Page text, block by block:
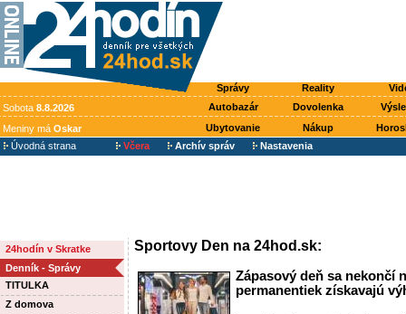
Správy Reality
Sobota 8.8.2026 Autobazár Dovolenka
Meniny má Oskar Ubytovanie Nákup
Úvodná strana
Včera Archív správ Nastavenia
24hodín v Skratke
Denník - Správy
TITULKA
Z domova
Sportovy Den na 24hod.sk:
Zápasový deň sa nekončí
permanentiek získavajú